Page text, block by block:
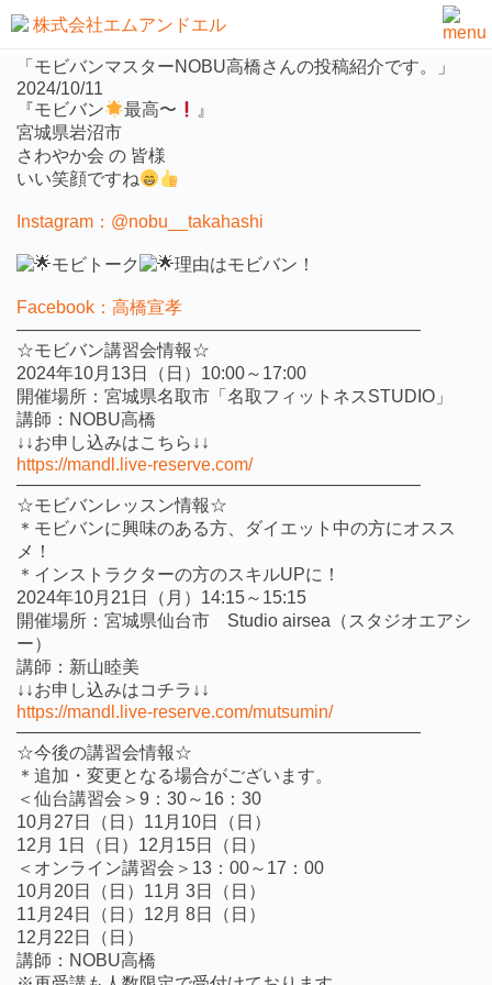
活動事例
「モビバンマスターNOBU高橋さんの投稿紹介です。」
2024/10/11
『モビバン
最高〜
』
宮城県岩沼市
さわやか会 の 皆様
いい笑顔ですね
Instagram：@nobu__takahashi
モビトーク 理由はモビバン！
Facebook：高橋宣孝
———————————————————————
☆モビバン講習会情報☆
2024年10月13日（日）10:00～17:00
開催場所：宮城県名取市「名取フィットネスSTUDIO」
講師：NOBU高橋
↓↓お申し込みはこちら↓↓
https://mandl.live-reserve.com/
———————————————————————
☆モビバンレッスン情報☆
＊モビバンに興味のある方、ダイエット中の方にオスス
メ！
＊インストラクターの方のスキルUPに！
2024年10月21日（月）14:15～15:15
開催場所：宮城県仙台市 Studio airsea（スタジオエアシ
ー）
講師：新山睦美
↓↓お申し込みはコチラ↓↓
https://mandl.live-reserve.com/mutsumin/
———————————————————————
☆今後の講習会情報☆
＊追加・変更となる場合がございます。
＜仙台講習会＞9：30～16：30
10月27日（日）11月10日（日）
12月 1日（日）12月15日（日）
＜オンライン講習会＞13：00～17：00
10月20日（日）11月 3日（日）
11月24日（日）12月 8日（日）
12月22日（日）
講師：NOBU高橋